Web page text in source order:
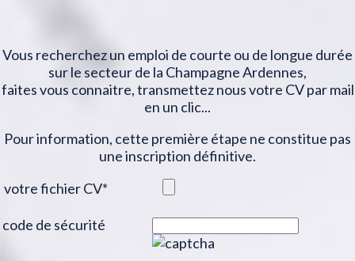
Vous recherchez un emploi de courte ou de longue durée
sur le secteur de la Champagne Ardennes,
faites vous connaitre, transmettez nous votre CV par mail
en un clic...
Pour information, cette première étape ne constitue pas
une inscription définitive.
votre fichier CV*
code de sécurité